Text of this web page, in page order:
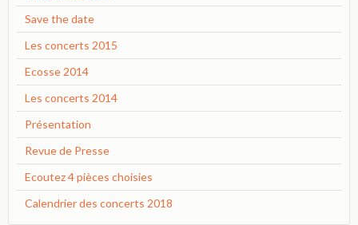
Save the date
Les concerts 2015
Ecosse 2014
Les concerts 2014
Présentation
Revue de Presse
Ecoutez 4 pièces choisies
Calendrier des concerts 2018